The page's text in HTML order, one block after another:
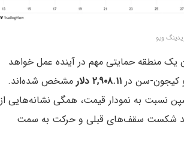
یک منطقه حمایتی مهم در آینده عمل خواهد
کیجون-سن در ۲,۹۰۸.۱۱ دلار
مشخص شده‌اند.
نسبت به نمودار قیمت، همگی نشانه‌هایی از
شکست سقف‌های قبلی و حرکت به سمت